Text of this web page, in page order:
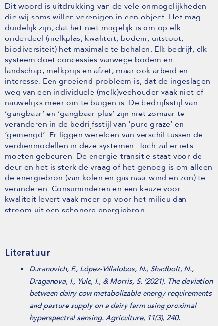
Dit woord is uitdrukking van de vele onmogelijkheden
die wij soms willen verenigen in een object. Het mag
duidelijk zijn, dat het niet mogelijk is om op elk
onderdeel (melkplas, kwaliteit, bodem, uitstoot,
biodiversiteit) het maximale te behalen. Elk bedrijf, elk
systeem doet concessies vanwege bodem en
landschap, melkprijs en afzet, maar ook arbeid en
interesse. Een groeiend probleem is, dat de ingeslagen
weg van een individuele (melk)veehouder vaak niet of
nauwelijks meer om te buigen is. De bedrijfsstijl van
‘gangbaar’ en ‘gangbaar plus’ zijn niet zomaar te
veranderen in de bedrijfsstijl van ‘pure graze’ en
‘gemengd’. Er liggen werelden van verschil tussen de
verdienmodellen in deze systemen. Toch zal er iets
moeten gebeuren. De energie-transitie staat voor de
deur en het is sterk de vraag of het genoeg is om alleen
de energiebron (van kolen en gas naar wind en zon) te
veranderen. Consuminderen en een keuze voor
kwaliteit levert vaak meer op voor het milieu dan
stroom uit een schonere energiebron.
Literatuur
Duranovich, F., López-Villalobos, N., Shadbolt, N.,
Draganova, I., Yule, I., & Morris, S. (2021). The deviation
between dairy cow metabolizable energy requirements
and pasture supply on a dairy farm using proximal
hyperspectral sensing. Agriculture, 11(3), 240.